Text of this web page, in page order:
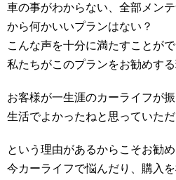
車の事がわからない、全部メン
から何かいいプランはない？
こんな声を十分に満たすことがで
私たちがこのプランをお勧めす
お客様が一生涯のカーライフが
生活でよかったねと思っていただ
という理由があるからこそお勧め
今カーライフで悩んだり、購入